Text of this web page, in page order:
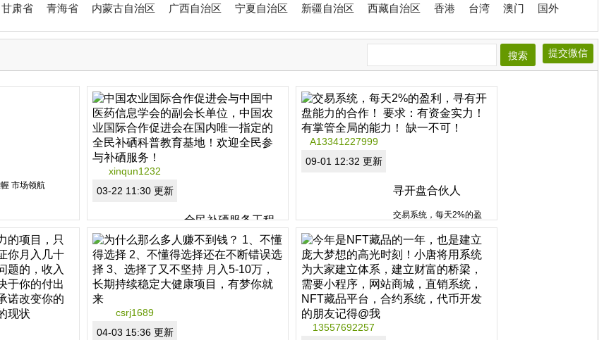
甘肃省 青海省 内蒙古自治区 广西自治区 宁夏自治区 新疆自治区 西藏自治区 香港 台湾 澳门 国外
搜索 提交微信
市场领航
非拿牌直销
东省
xinqun1232
03-22 11:30 更新
全民补硒服务工程
中国农业国际合作促进会
与中国中医药信息学会的
副会长单位，中国农业国
际合作促进会在国内唯一
指定的全民补硒科普教育
A13341227999
09-01 12:32 更新
寻开盘合伙人
交易系统，每天2%的盈
利，寻有开盘能力的合
作！
要求：有资金实力！有掌
管全局的能力！ 缺一不
可！
分类：非拿牌直销
区域：山东省
csrj1689
04-03 15:36 更新
13557692257